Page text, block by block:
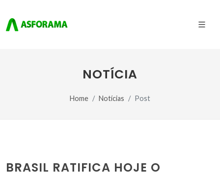
NOTÍCIA
Home Notícias Post
BRASIL RATIFICA HOJE O